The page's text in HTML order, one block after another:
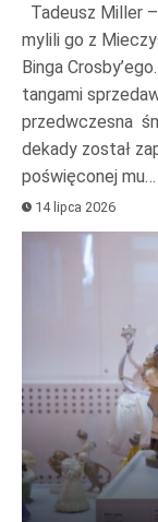
Tadeusz Miller
mylili go z
Binga
tangami
przedwczesna
dekady został
poświęconej mu…
14 lipca 2026
Odtwarzacz